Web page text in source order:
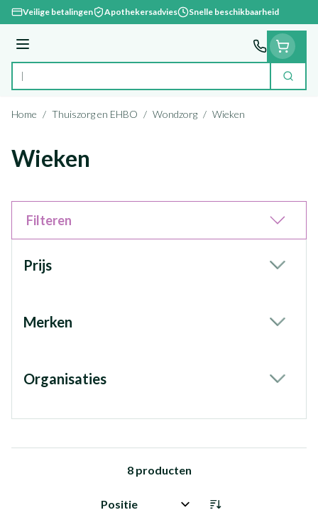
Ga naar de inhoud
Veilige betalingen Apothekersadvies Snelle beschikbaarheid
Menu
Product, merk, categorie... Zoek
Home / Thuiszorg en EHBO / Wondzorg / Wieken
Wieken
Filteren
Prijs
Merken
Organisaties
8producten
Sorteer op: